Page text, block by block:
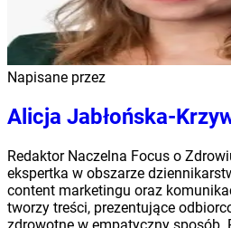
Napisane przez
Alicja Jabłońska-
Redaktor Naczelna Focus o
ekspertka w obszarze
content marketingu oraz
tworzy treści, prezentujące